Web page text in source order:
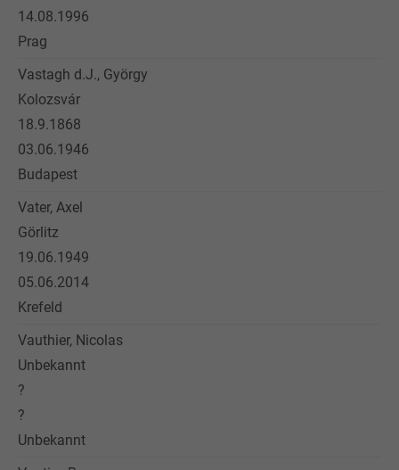
14.08.1996
Prag
Vastagh d.J., György
Kolozsvár
18.9.1868
03.06.1946
Budapest
Vater, Axel
Görlitz
19.06.1949
05.06.2014
Krefeld
Vauthier, Nicolas
Unbekannt
?
?
Unbekannt